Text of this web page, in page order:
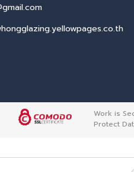
Work is
Protect